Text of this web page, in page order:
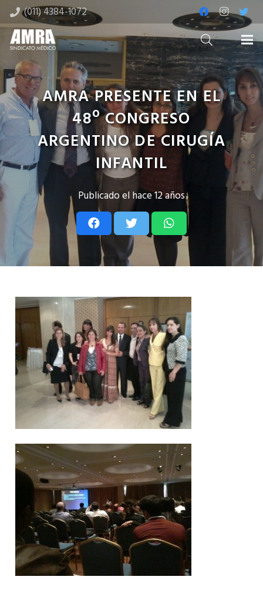
(011) 4384-1072
AMRA PRESENTE EN EL
48º CONGRESO
ARGENTINO DE CIRUGÍA
INFANTIL
Publicado elhace 12 años